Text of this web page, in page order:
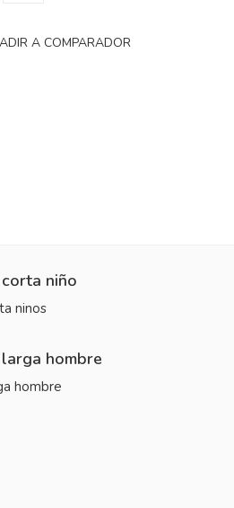
A COMPARADOR
niño
hombre